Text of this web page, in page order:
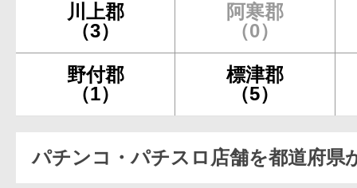
川上郡
（3）
阿寒郡
（0）
野付郡
（1）
標津郡
（5）
パチンコ・パチスロ店舗を都道府県